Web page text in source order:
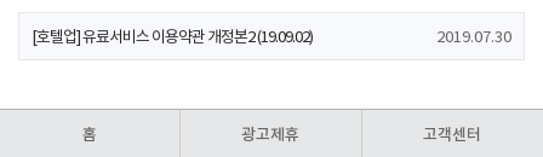
[호텔업] 유료서비스 이용약관 개정본2 (19.09.02) 2019.07.30
홈 광고제휴 고객센터